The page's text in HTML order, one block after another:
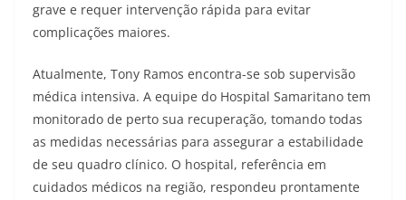
grave e requer intervenção rápida para evitar
complicações maiores.
Atualmente, Tony Ramos encontra-se sob supervisão
médica intensiva. A equipe do Hospital Samaritano tem
monitorado de perto sua recuperação, tomando todas
as medidas necessárias para assegurar a estabilidade
de seu quadro clínico. O hospital, referência em
cuidados médicos na região, respondeu prontamente